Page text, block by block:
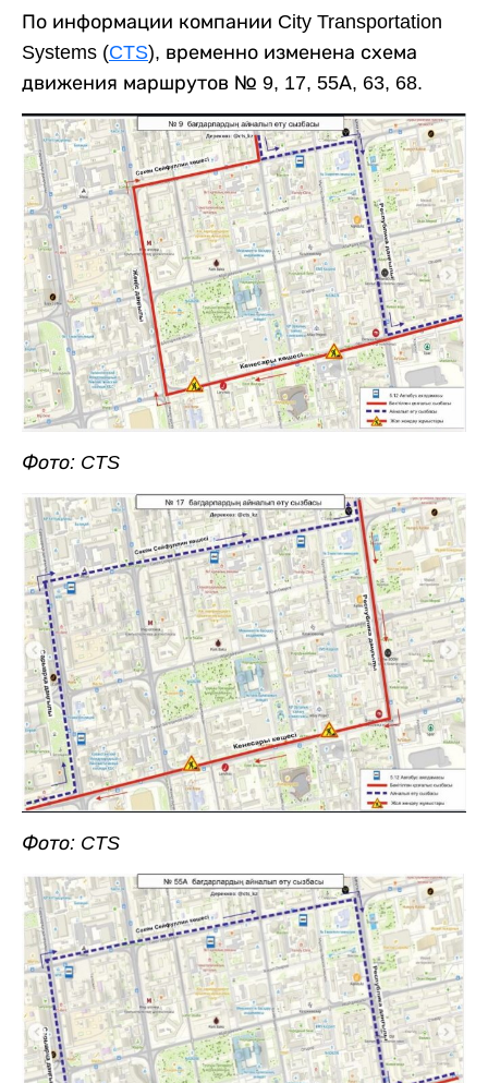
По информации компании City Transportation
Systems (CTS), временно изменена схема
движения маршрутов № 9, 17, 55А, 63, 68.
Фото: CTS
Фото: CTS